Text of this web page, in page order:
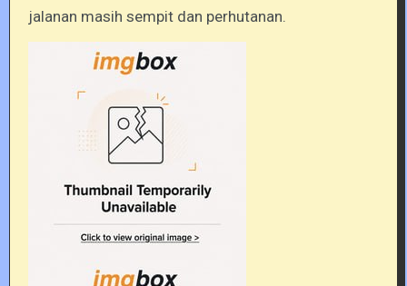
jalanan masih sempit dan perhutanan.